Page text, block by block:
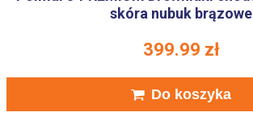
skóra nubuk brązowe
399.99 zł
Do koszyka